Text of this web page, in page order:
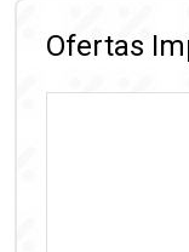
Ofertas